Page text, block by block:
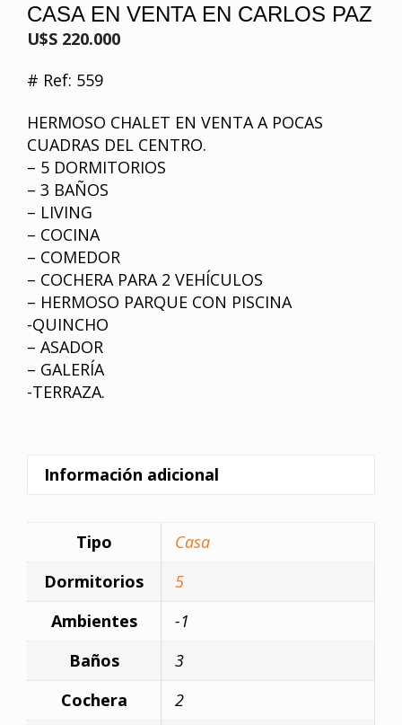
CASA EN VENTA EN CARLOS PAZ
U$S 220.000
# Ref: 559
HERMOSO CHALET EN VENTA A POCAS
CUADRAS DEL CENTRO.
– 5 DORMITORIOS
– 3 BAÑOS
– LIVING
– COCINA
– COMEDOR
– COCHERA PARA 2 VEHÍCULOS
– HERMOSO PARQUE CON PISCINA
-QUINCHO
– ASADOR
– GALERÍA
-TERRAZA.
Información adicional
Tipo
Casa
Dormitorios
5
Ambientes
-1
Baños
3
Cochera
2